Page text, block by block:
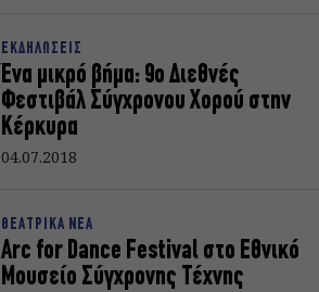
ΕΚΔΗΛΩΣΕΙΣ
Ένα μικρό βήμα: 9ο Διεθνές
Φεστιβάλ Σύγχρονου Χορού στην
Κέρκυρα
04.07.2018
ΘΕΑΤΡΙΚΑ ΝΕΑ
Arc for Dance Festival στο Εθνικό
Μουσείο Σύγχρονης Τέχνης